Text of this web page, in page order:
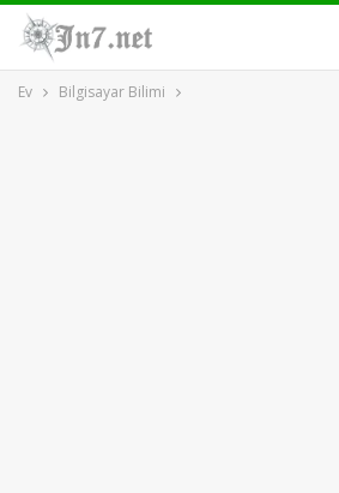
Ev Bilgisayar Bilimi